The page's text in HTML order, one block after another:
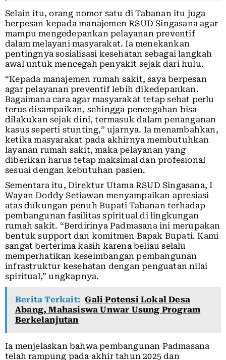
Selain itu, orang nomor satu di Tabanan itu juga
berpesan kepada manajemen RSUD Singasana agar
mampu mengedepankan pelayanan preventif
dalam melayani masyarakat. Ia menekankan
pentingnya sosialisasi kesehatan sebagai langkah
awal untuk mencegah penyakit sejak dari hulu.
“Kepada manajemen rumah sakit, saya berpesan
agar pelayanan preventif lebih dikedepankan.
Bagaimana cara agar masyarakat tetap sehat perlu
terus disampaikan, sehingga pencegahan bisa
dilakukan sejak dini, termasuk dalam penanganan
kasus seperti stunting,” ujarnya. Ia menambahkan,
ketika masyarakat pada akhirnya membutuhkan
layanan rumah sakit, maka pelayanan yang
diberikan harus tetap maksimal dan profesional
sesuai dengan kebutuhan pasien.
Sementara itu, Direktur Utama RSUD Singasana, I
Wayan Doddy Setiawan menyampaikan apresiasi
atas dukungan penuh Bupati Tabanan terhadap
pembangunan fasilitas spiritual di lingkungan
rumah sakit. “Berdirinya Padmasana ini merupakan
bentuk support dan komitmen Bapak Bupati. Kami
sangat berterima kasih karena beliau selalu
memperhatikan keseimbangan pembangunan
infrastruktur kesehatan dengan penguatan nilai
spiritual,” ungkapnya.
Berita Terkait: Gali Potensi Lokal Desa
Abang, Mahasiswa Unwar Usung Program
Berkelanjutan
Ia menjelaskan bahwa pembangunan Padmasana
telah rampung pada akhir tahun 2025 dan